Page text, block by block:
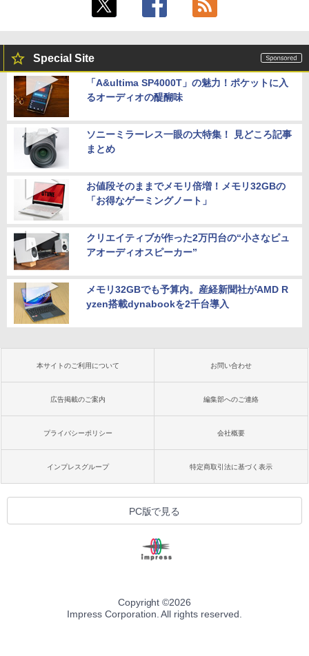
Special Site
「A&ultima SP4000T」の魅力！ポケットに入
るオーディオの醍醐味
ソニーミラーレス一眼の大特集！ 見どころ記事
まとめ
お値段そのままでメモリ倍増！メモリ32GBの
「お得なゲーミングノート」
クリエイティブが作った2万円台の“小さなピュ
アオーディオスピーカー”
メモリ32GBでも予算内。産経新聞社がAMD R
yzen搭載dynabookを2千台導入
本サイトのご利用について お問い合わせ
広告掲載のご案内 編集部へのご連絡
プライバシーポリシー 会社概要
インプレスグループ 特定商取引法に基づく表示
PC版で見る
Copyright ©2026
Impress Corporation. All rights reserved.